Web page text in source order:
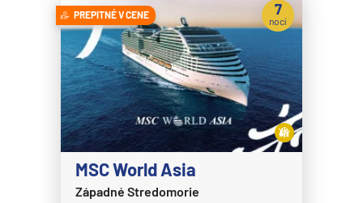
PREPITNÉ V CENE
MSC World Asia
Západné Stredomorie
7
nocí